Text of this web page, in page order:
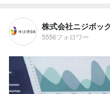
株式会社ニジボッ
5556フォロワー